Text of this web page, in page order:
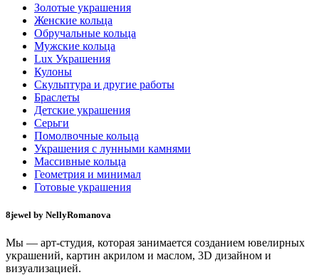
Золотые украшения
Женские кольца
Обручальные кольца
Мужские кольца
Lux Украшения
Кулоны
Скульптура и другие работы
Браслеты
Детские украшения
Серьги
Помолвочные кольца
Украшения с лунными камнями
Массивные кольца
Геометрия и минимал
Готовые украшения
8jewel by NellyRomanova
Мы — арт-студия, которая занимается созданием ювелирных
украшений, картин акрилом и маслом, 3D дизайном и
визуализацией.